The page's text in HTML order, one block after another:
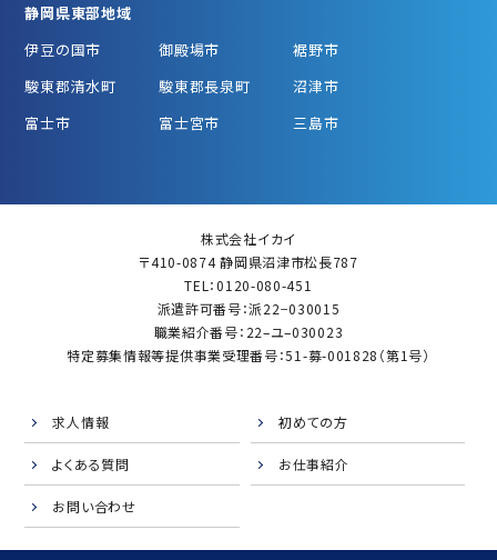
静岡県東部地域
伊豆の国市
御殿場市
裾野市
駿東郡清水町
駿東郡長泉町
沼津市
富士市
富士宮市 三島市
株式会社イカイ
〒410-0874 静岡県沼津市松長787
TEL：0120-080-451
派遣許可番号：派22−030015
職業紹介番号：22–ユ–030023
特定募集情報等提供事業受理番号：51-募-001828（第1号）
求人情報 初めての方
よくある質問 お仕事紹介
お問い合わせ